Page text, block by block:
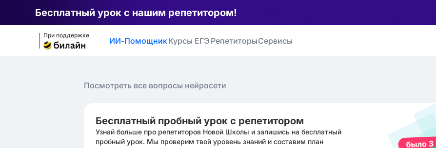
Бесплатный урок с нашим репетитором!
При поддержке
ИИ-ПомощникКурсы ЕГЭ РепетиторыСервисы
Посмотреть все вопросы нейросети
Бесплатный пробный урок с репетитором
Узнай больше про репетиторов Новой Школы и запишись на бесплатный
пробный урок. Мы проверим твой уровень знаний и составим план